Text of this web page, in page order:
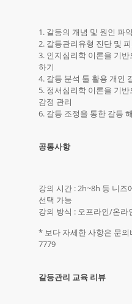
1. 갈등의 개념 및 원인 파
2. 갈등관리유형 진단 및
3. 인지심리학 이론을 기
하기
4. 갈등 분석 툴 활용 개인
5. 정서심리학 이론을 기
감정 관리
6. 갈등 조정을 통한 갈등
공통사항
강의 시간 : 2h~8h 등 니즈
선택 가능
강의 방식 : 오프라인/온라
* 보다 자세한 사항은 문
7779
갈등관리 교육 리뷰